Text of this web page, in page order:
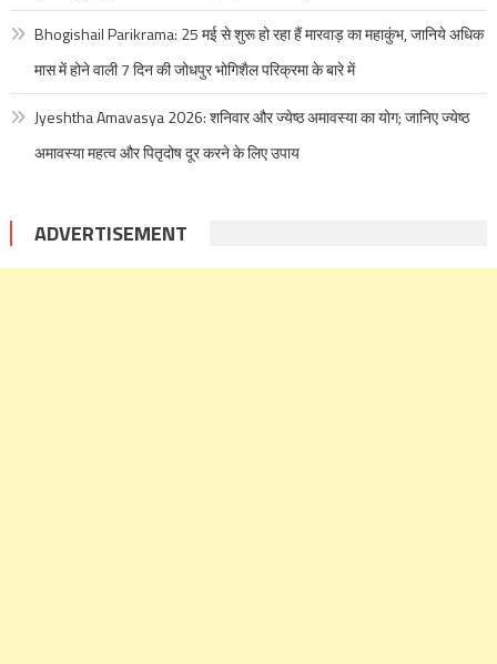
Bhogishail Parikrama: 25 मई से शुरू हो रहा हैं मारवाड़ का महाकुंभ, जानिये अधिक
मास में होने वाली 7 दिन की जोधपुर भोगिशैल परिक्रमा के बारे में
Jyeshtha Amavasya 2026: शनिवार और ज्येष्ठ अमावस्या का योग; जानिए ज्येष्ठ
अमावस्या महत्व और पितृदोष दूर करने के लिए उपाय
ADVERTISEMENT